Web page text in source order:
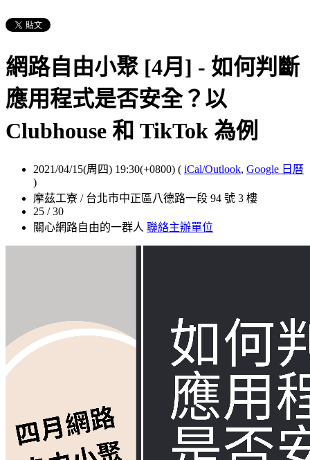
網路自由小聚 [4月] - 如何判斷
應用程式是否安全？以
Clubhouse 和 TikTok 為例
2021/04/15(周四) 19:30(+0800) ( iCal/Outlook, Google 日曆
)
摩茲工寮 / 台北市中正區八德路一段 94 號 3 樓
25 / 30
關心網路自由的一群人 聯絡主辦單位